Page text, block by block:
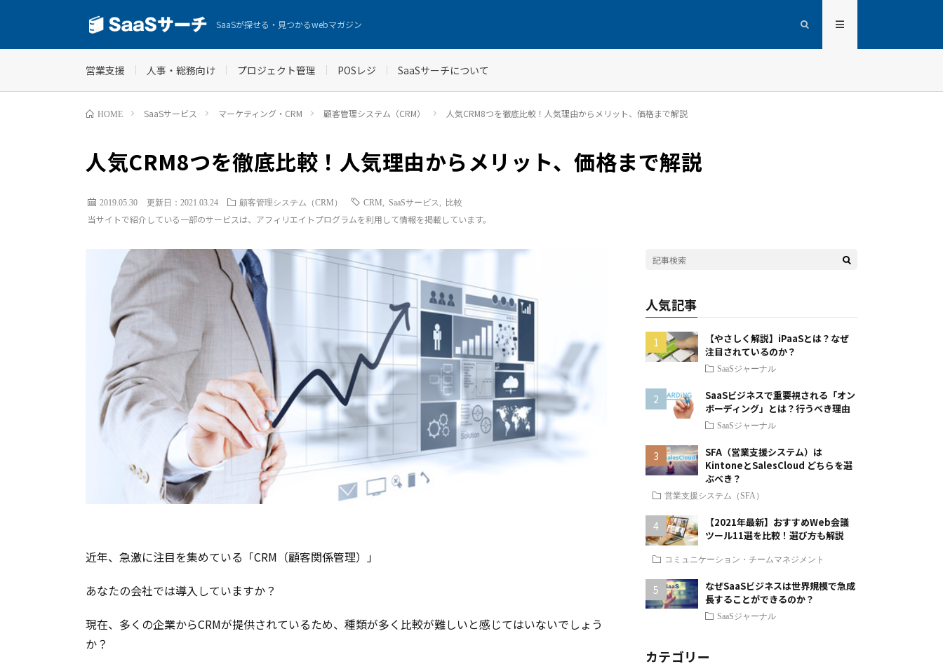
SaaSが探せる・見つかるwebマガジン
営業支援 人事・総務向け プロジェクト管理 POSレジ SaaSサーチについて
HOME SaaSサービス マーケティング・CRM 顧客管理システム（CRM） 人気CRM8つを徹底比較！人気理由からメリット、価格まで解説
人気CRM8つを徹底比較！人気理由からメリット、価格まで解説
2019.05.30 更新日：2021.03.24 顧客管理システム（CRM） CRM SaaSサービス 比較
当サイトで紹介している一部のサービスは、アフィリエイトプログラムを利用して情報を掲載しています。
近年、急激に注目を集めている「CRM（顧客関係管理）」
あなたの会社では導入していますか？
現在、多くの企業からCRMが提供されているため、種類が多く比較が難しいと感じてはいないでしょう
か？
人気記事
【やさしく解説】iPaaSとは？なぜ
注目されているのか？
SaaSジャーナル
SaaSビジネスで重要視される「オン
ボーディング」とは？行うべき理由
SaaSジャーナル
SFA（営業支援システム）は
KintoneとSalesCloud どちらを選
ぶべき？
営業支援システム（SFA）
【2021年最新】おすすめWeb会議
ツール11選を比較！選び方も解説
コミュニケーション・チームマネジメント
なぜSaaSビジネスは世界規模で急成
長することができるのか？
SaaSジャーナル
カテゴリー